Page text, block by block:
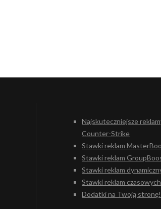
Najskuteczniejsze
Counter-Strike
Stawki reklam
Stawki reklam
Stawki reklam
Stawki reklam
Dodatki na Twoją stronę!